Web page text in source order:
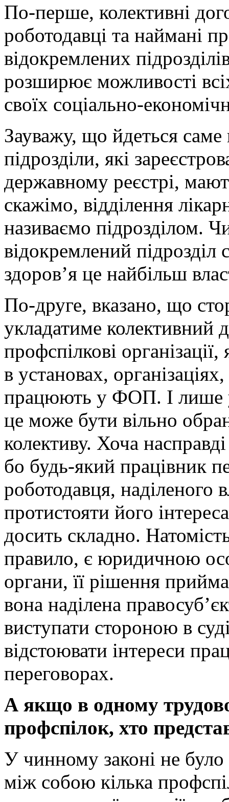
По-перше, колективні
роботодавці та наймані
відокремлених
розширює можливості
своїх соціально-
Зауважу, що йдеться
підрозділи, які
державному реєстрі,
скажімо, відділення
називаємо підрозділом.
відокремлений підрозділ
здоров’я це найбільш
По-друге, вказано, що
укладатиме колективний
профспілкові
в установах,
працюють у ФОП. І лише у
це може бути вільно
колективу. Хоча
бо будь-який працівник
роботодавця,
протистояти його
досить складно.
правило, є юридичною
органи, її рішення
вона наділена
виступати стороною в
відстоювати інтереси
переговорах.
А якщо в одному
профспілок, хто
У чинному законі не
між собою кілька